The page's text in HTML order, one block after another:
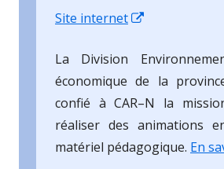
Site internet
une
nouvelle
fenêtre
La Division
économique de la
confié à CAR–N la
réaliser des animations
matériel pédagogique. En